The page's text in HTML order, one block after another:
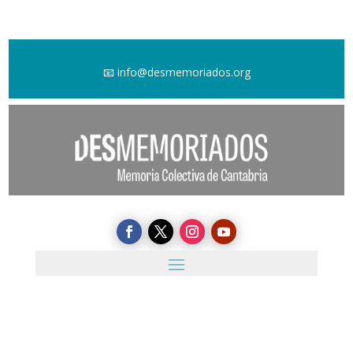
📧 info@desmemoriados.org